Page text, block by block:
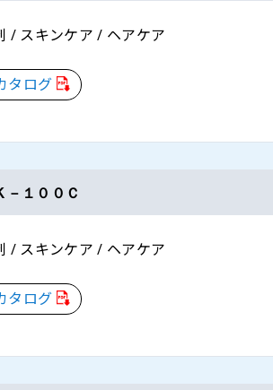
/ スキンケア / ヘアケア
タログ
１００Ｃ
/ スキンケア / ヘアケア
タログ